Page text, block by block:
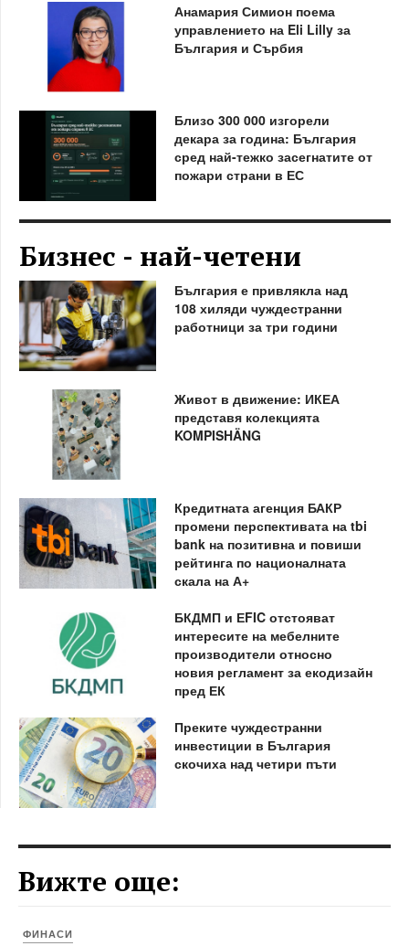
Анамария Симион поема
управлението на Eli Lilly за
България и Сърбия
Близо 300 000 изгорели
декара за година: България
сред най-тежко засегнатите от
пожари страни в ЕС
Бизнес - най-четени
България е привлякла над
108 хиляди чуждестранни
работници за три години
Живот в движение: ИКЕА
представя колекцията
KOMPISHÄNG
Кредитната агенция БАКР
промени перспективата на tbi
bank на позитивна и повиши
рейтинга по националната
скала на А+
БКДМП и ЕFIC отстояват
интересите на мебелните
производители относно
новия регламент за екодизайн
пред ЕК
Преките чуждестранни
инвестиции в България
скочиха над четири пъти
Вижте още:
ФИНАСИ